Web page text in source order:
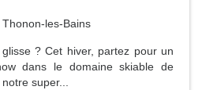
Thonon-les-Bains
? Cet hiver, partez pour un
dans le domaine skiable de
super...